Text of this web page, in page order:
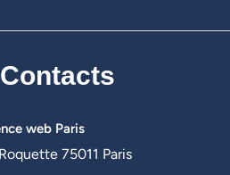
Contacts
web Paris
75011 Paris